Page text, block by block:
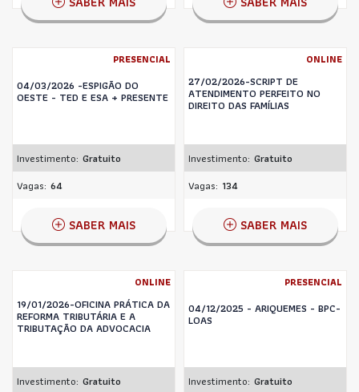
PRESENCIAL
04/03/2026 -ESPIGÃO DO
OESTE - TED E ESA + PRESENTE
Investimento: Gratuito
Vagas: 64
SABER MAIS
ONLINE
27/02/2026-SCRIPT DE
ATENDIMENTO PERFEITO NO
DIREITO DAS FAMÍLIAS
Investimento: Gratuito
Vagas: 134
SABER MAIS
ONLINE
19/01/2026-OFICINA PRÁTICA DA
REFORMA TRIBUTÁRIA E A
TRIBUTAÇÃO DA ADVOCACIA
Investimento: Gratuito
PRESENCIAL
04/12/2025 - ARIQUEMES - BPC-
LOAS
Investimento: Gratuito